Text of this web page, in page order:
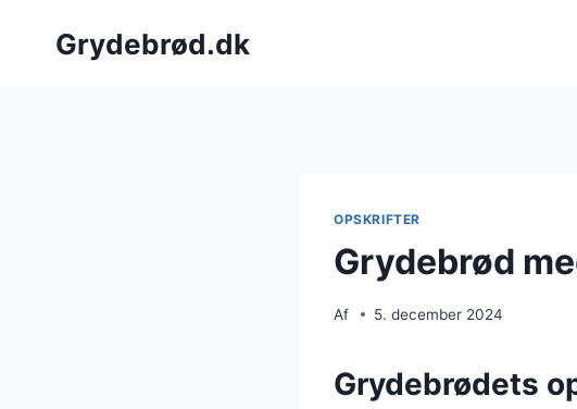
Grydebrød.dk
OPSKRIFTER
Grydebrød
Af 5. december 2024
Grydebrødets